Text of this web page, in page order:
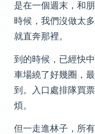
是在一個週末，和
時候，我們沒做太
就直奔那裡。
到的時候，已經快
車場繞了好幾圈，
到。入口處排隊買
煩。
但一走進林子，所